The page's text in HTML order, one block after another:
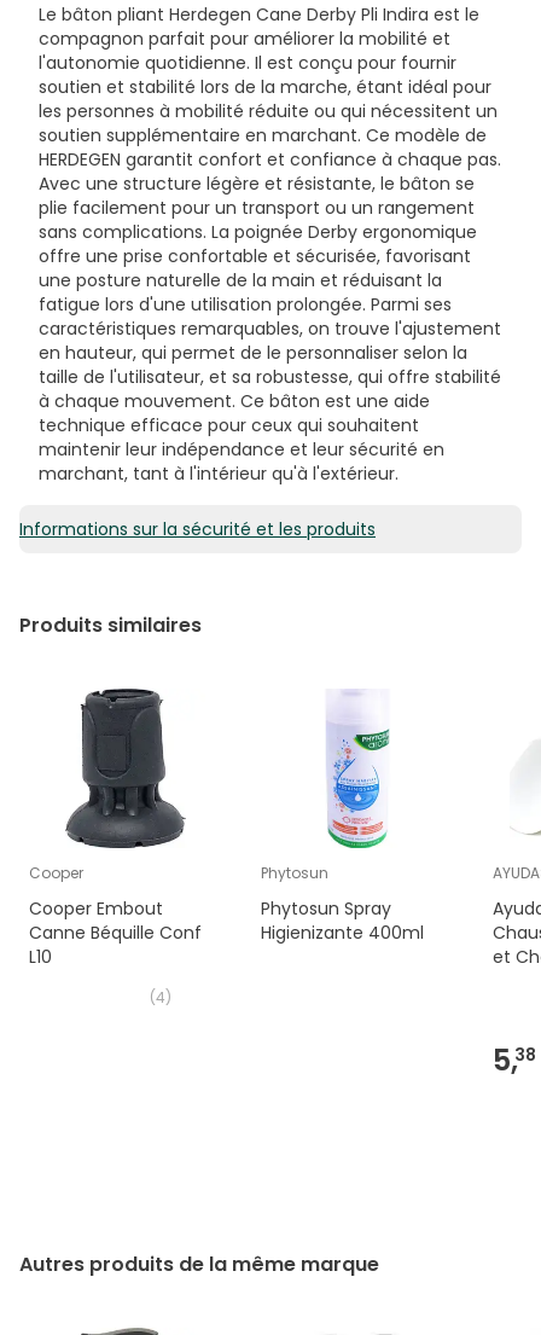
Le bâton pliant Herdegen Cane Derby Pli Indira est le
compagnon parfait pour améliorer la mobilité et
l'autonomie quotidienne. Il est conçu pour fournir
soutien et stabilité lors de la marche, étant idéal pour
les personnes à mobilité réduite ou qui nécessitent un
soutien supplémentaire en marchant. Ce modèle de
HERDEGEN garantit confort et confiance à chaque pas.
Avec une structure légère et résistante, le bâton se
plie facilement pour un transport ou un rangement
sans complications. La poignée Derby ergonomique
offre une prise confortable et sécurisée, favorisant
une posture naturelle de la main et réduisant la
fatigue lors d'une utilisation prolongée. Parmi ses
caractéristiques remarquables, on trouve l'ajustement
en hauteur, qui permet de le personnaliser selon la
taille de l'utilisateur, et sa robustesse, qui offre stabilité
à chaque mouvement. Ce bâton est une aide
technique efficace pour ceux qui souhaitent
maintenir leur indépendance et leur sécurité en
marchant, tant à l'intérieur qu'à l'extérieur.
Informations sur la sécurité et les produits
Produits similaires
Cooper
Cooper Embout
Canne Béquille Conf
L10
(4)
Phytosun
Phytosun Spray
Higienizante 400ml
et
5,
Autres produits de la même marque